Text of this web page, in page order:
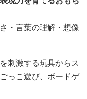
・言葉の理解・想像
刺激する玩具からス
っこ遊び、ボードゲ